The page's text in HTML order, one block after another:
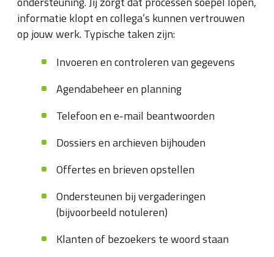
informatie klopt en collega’s kunnen vertrouwen
op jouw werk. Typische taken zijn:
Invoeren en controleren van gegevens
Agendabeheer en planning
Telefoon en e-mail beantwoorden
Dossiers en archieven bijhouden
Offertes en brieven opstellen
Ondersteunen bij vergaderingen
(bijvoorbeeld notuleren)
Klanten of bezoekers te woord staan